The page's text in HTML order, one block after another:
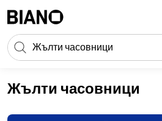
Търсене
Жълти часовници
Декорации Часовници и будилници